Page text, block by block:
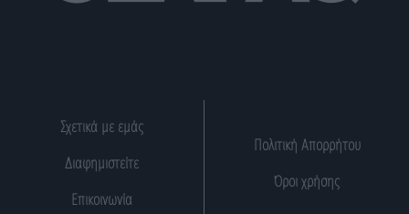
Σχετικά με εμάς
Διαφημιστείτε
Επικοινωνία
Πολιτική Απορρήτου
Όροι χρήσης